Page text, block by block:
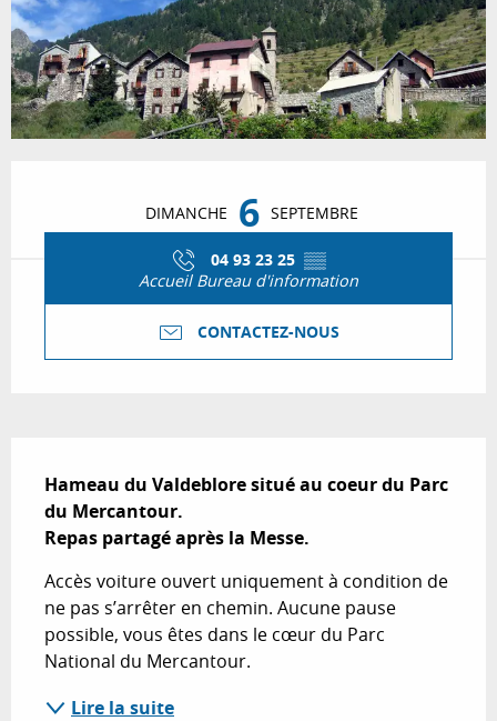
DIMANCHE 6 SEPTEMBRE
04 93 23 25 ▒▒
Accueil Bureau d'information
CONTACTEZ-NOUS
Hameau du Valdeblore situé au coeur du Parc
du Mercantour.
Repas partagé après la Messe.
Accès voiture ouvert uniquement à condition de
ne pas s’arrêter en chemin. Aucune pause
possible, vous êtes dans le cœur du Parc
National du Mercantour.
Lire la suite